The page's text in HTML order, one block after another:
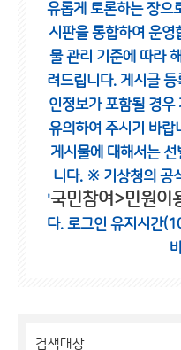
유롭게 토론하는 장으
시판을 통합하여 운영
물 관리 기준에 따라
려드립니다. 게시글 등
인정보가 포함될 경우
유의하여 주시기 바랍
게시물에 대해서는
니다. ※ 기상청의 공
'국민참여>민원이
다. 로그인 유지시간